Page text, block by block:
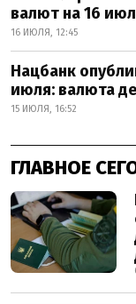
валют на 16
16 ИЮЛЯ, 12:45
Нацбанк
июля: валюта
15 ИЮЛЯ, 16:52
ГЛАВНОЕ